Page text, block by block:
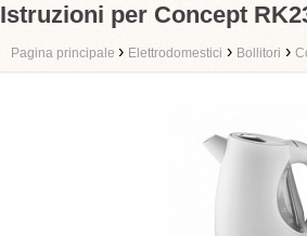
Istruzioni per Concept
Pagina principale › Elettrodomestici › Bollitori ›